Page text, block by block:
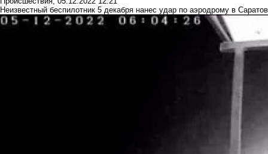
Неизвестный беспилотник 5 декабря нанес удар по аэродрому в